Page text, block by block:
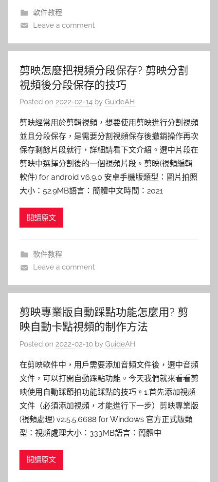
軟件教程
Leave a comment
剪映怎麼把視頻分段保存? 剪映分割
視頻後分段保存的技巧
Posted on 2022-02-14 by GuideAH
剪映經常用於剪輯視頻，想要使用剪映進行分割視頻
並且分段保存，是需要分割視頻保存後撤銷操作再次
保存剩餘片段就行，詳細請看下文介紹。選中片段在
剪映中選擇分割後的一個視頻片段。剪映(視頻編輯
軟件) for android v6.9.0 安卓手機版類型：圖片拍照
大小：52.9MB語言：簡體中文時間：2021
閱讀原文
軟件教程
Leave a comment
剪映專業版自動踩點功能怎麼用? 剪
映自動卡點視頻的制作方法
Posted on 2022-02-10 by GuideAH
在剪映軟件中，用戶需要添加音頻文件後，選中音頻
文件，可以打開自動踩點功能。今天我們就來看看剪
映使用自動踩節拍功能踩點的技巧。1.首先添加視頻
文件（必須添加視頻，才能進行下一步）剪映專業版
(視頻處理) v2.5.5.6688 for Windows 官方正式版類
型：視頻處理大小：333MB語言：簡體中
閱讀原文